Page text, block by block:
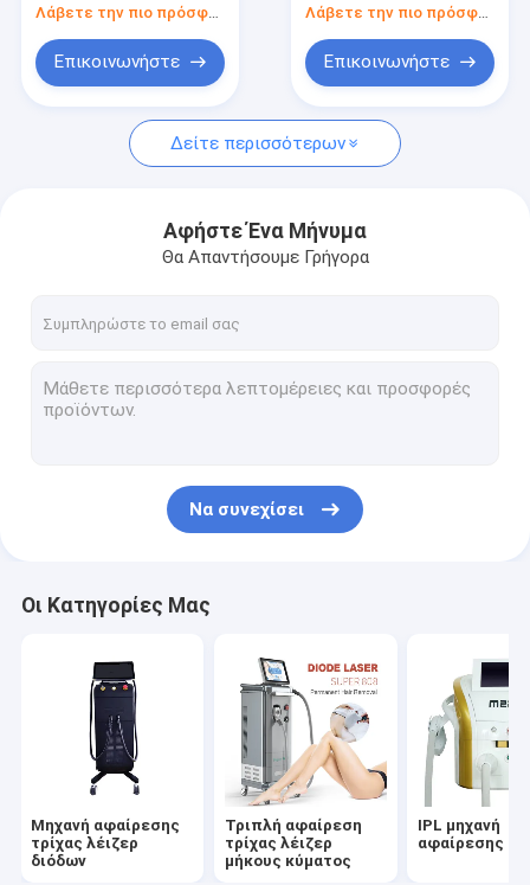
Ζητήστε μια προσφορά
Τριπλή αφαίρεση τρίχας λέιζερ μήκους κύματος
IPL μηχανή αφαίρεσης τρίχας
Κλασματική μηχανή λέιζερ του CO2
Μηχανή γλυπτικής σώματος EMS
Εξοπλισμοί ραδιοσυχνότητας
Μηχανή Cryolipolysis
Αντι μηχανές ρυτίδων
Λάβετε την πιο πρόσφατη τιμή
Επικοινωνήστε
Λάβετε την πιο πρόσφατη τιμή
Επικοινωνήστε
Δείτε περισσότερων
Αφήστε Ένα Μήνυμα
Θα Απαντήσουμε Γρήγορα
Να συνεχίσει
Οι Κατηγορίες Μας
Μηχανή αφαίρεσης
τρίχας λέιζερ
διόδων
Τριπλή αφαίρεση
τρίχας λέιζερ
μήκους κύματος
IPL μηχανή
αφαίρεσης